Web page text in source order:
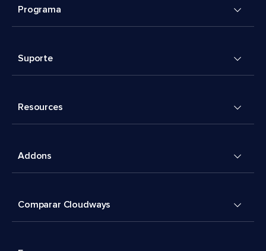
Programa
Suporte
Resources
Addons
Comparar Cloudways